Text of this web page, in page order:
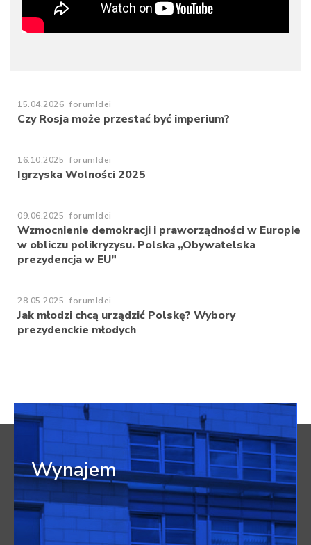
15.04.2026 forumIdei
Czy Rosja może przestać być imperium?
16.10.2025 forumIdei
Igrzyska Wolności 2025
09.06.2025 forumIdei
Wzmocnienie demokracji i praworządności w Europie
w obliczu polikryzysu. Polska „Obywatelska
prezydencja w EU”
28.05.2025 forumIdei
Jak młodzi chcą urządzić Polskę? Wybory
prezydenckie młodych
Wynajem